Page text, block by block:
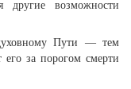
другие возможности
Пути — тем
за порогом смерти